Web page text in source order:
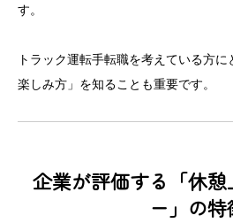
す。
トラック運転手転職を考えている方
楽しみ方」を知ることも重要です。
企業が評価する「休
ー」の特